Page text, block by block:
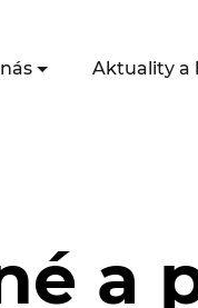
Aktuality a
a